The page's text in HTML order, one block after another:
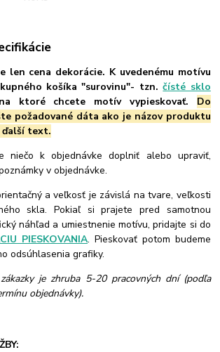
len cena dekorácie. K uvedenému motívu
košíka "surovinu"- tzn.čísté sklo
ktoré chcete motív vypieskovať. Do
požadované dáta ako je názov produktu
ďalší text.
niečo k objednávke doplniť alebo upraviť,
v objednávke.
a veľkosť je závislá na tvare, veľkosti
skla. Pokiaľ si prajete pred samotnou
náhľad a umiestnenie motívu, pridajte si do
PIESKOVANIA. Pieskovať potom budeme
odsúhlasenia grafiky.
je zhruba 5-20 pracovných dní (podľa
objednávky).